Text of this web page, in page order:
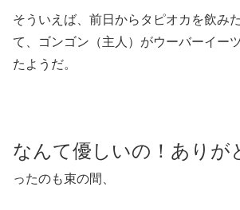
そういえば、前日からタピオカを飲み
て、ゴンゴン（主人）がウーバーイー
たようだ。
なんて優しいの！ありが
ったのも束の間、